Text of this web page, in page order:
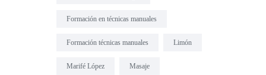
Formación en técnicas manuales
Formación técnicas manuales Limón
Marifé López Masaje